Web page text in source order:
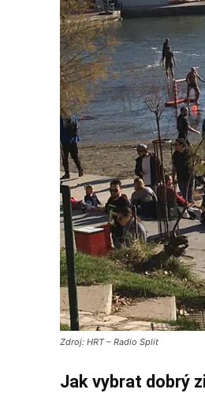
Zdroj: HRT – Radio Split
Jak vybrat dobrý